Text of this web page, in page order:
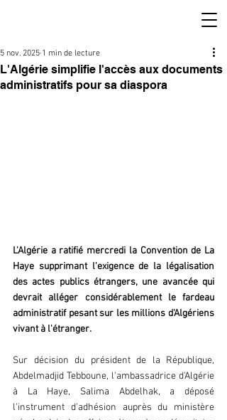
L'Algérie simplifie l'accès aux documents
administratifs pour sa diaspora
5 nov. 2025 1 min de lecture
L'Algérie a ratifié mercredi la Convention de La
Haye supprimant l'exigence de la légalisation
des actes publics étrangers, une avancée qui
devrait alléger considérablement le fardeau
administratif pesant sur les millions d'Algériens
vivant à l'étranger.
Sur décision du président de la République,
Abdelmadjid Tebboune, l'ambassadrice d'Algérie
à La Haye, Salima Abdelhak, a déposé
l'instrument d'adhésion auprès du ministère